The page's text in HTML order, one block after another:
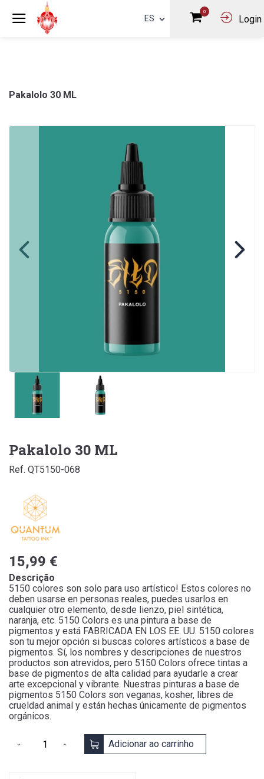
ES
0
Login
Pakalolo 30 ML
Pakalolo 30 ML
Ref. QT5150-068
15,99 €
Descrição
5150 colores son solo para uso artístico! Estos colores no
deben usarse en personas reales, puedes usarlos en
cualquier otro elemento, desde lienzo, piel sintética,
naranja, etc. 5150 Colors es una pintura a base de
pigmentos y está FABRICADA EN LOS EE. UU. 5150 colores
son tu mejor opción si buscas colores artísticos a base de
pigmentos. Sí, los nombres y descripciones de nuestros
productos son atrevidos, pero 5150 Colors ofrece tintas a
base de pigmentos de alta calidad para ayudarle a crear
arte excepcional y vibrante. Nuestras pinturas a base de
pigmentos 5150 Colors son veganas, kosher, libres de
crueldad animal y están hechas únicamente de pigmentos
orgánicos.
Adicionar ao carrinho